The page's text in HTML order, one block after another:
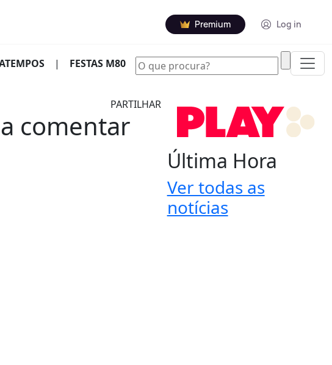
Premium Log in
| FESTAS M80
PARTILHAR
comentar
Última Hora
Ver todas as
notícias